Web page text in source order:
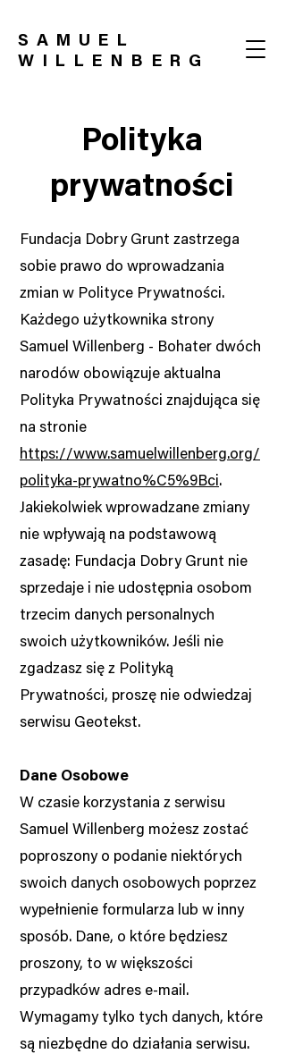
SAMUEL
WILLENBERG
Polityka
prywatności
Fundacja Dobry Grunt zastrzega
sobie prawo do wprowadzania
zmian w Polityce Prywatności.
Każdego użytkownika strony
Samuel Willenberg - Bohater dwóch
narodów obowiązuje aktualna
Polityka Prywatności znajdująca się
na stronie
https://www.samuelwillenberg.org/
polityka-prywatno%C5%9Bci.
Jakiekolwiek wprowadzane zmiany
nie wpływają na podstawową
zasadę: Fundacja Dobry Grunt nie
sprzedaje i nie udostępnia osobom
trzecim danych personalnych
swoich użytkowników. Jeśli nie
zgadzasz się z Polityką
Prywatności, proszę nie odwiedzaj
serwisu Geotekst.
Dane Osobowe
W czasie korzystania z serwisu
Samuel Willenberg możesz zostać
poproszony o podanie niektórych
swoich danych osobowych poprzez
wypełnienie formularza lub w inny
sposób. Dane, o które będziesz
proszony, to w większości
przypadków adres e-mail.
Wymagamy tylko tych danych, które
są niezbędne do działania serwisu.